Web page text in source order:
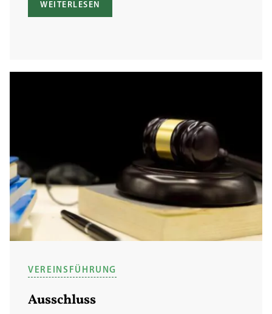
WEITERLESEN
VEREINSFÜHRUNG
Ausschluss